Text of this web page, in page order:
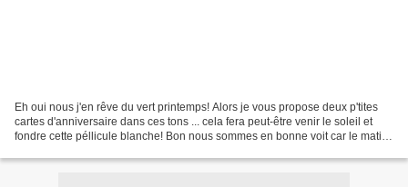
Eh oui nous j'en rêve du vert printemps! Alors je vous propose deux p'tites
cartes d'anniversaire dans ces tons ... cela fera peut-être venir le soleil et
fondre cette péllicule blanche! Bon nous sommes en bonne voit car le matin